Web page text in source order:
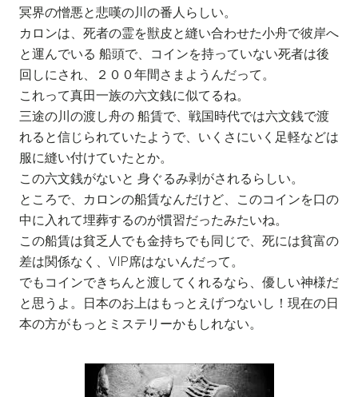
冥界の憎悪と悲嘆の川の番人らしい。
カロンは、死者の霊を獣皮と縫い合わせた小舟で彼岸へ
と運んでいる 船頭で、コインを持っていない死者は後
回しにされ、２００年間さまようんだって。
これって真田一族の六文銭に似てるね。
三途の川の渡し舟の 船賃で、戦国時代では六文銭で渡
れると信じられていたようで、いくさにいく足軽などは
服に縫い付けていたとか。
この六文銭がないと 身ぐるみ剥がされるらしい。
ところで、カロンの船賃なんだけど、このコインを口の
中に入れて埋葬するのが慣習だったみたいね。
この船賃は貧乏人でも金持ちでも同じで、死には貧富の
差は関係なく、VIP席はないんだって。
でもコインできちんと渡してくれるなら、優しい神様だ
と思うよ。日本のお上はもっとえげつないし！現在の日
本の方がもっとミステリーかもしれない。